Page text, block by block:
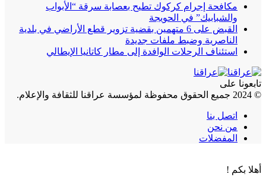
مكافحة إجرام كركوك تطيح بعصابة سرقة “الأبواب
والشبابيك” في الحويجة
القبض على 6 متهمين بقضية تزوير قطع الأراضي في بلدية
الناصرية وضبط ملفات جديدة
استئناف الرحلات الوافدة إلى مطار كاتانيا الإيطالي
تابعونا على
© 2024 جميع الحقوق محفوظة لمؤسسة عراقنا للثقافة والإعلام.
اتصل بنا
من نحن
المفضلات
أهلا بكم !